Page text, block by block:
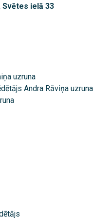
ielā 33
uzruna
Andra Rāviņa uzruna